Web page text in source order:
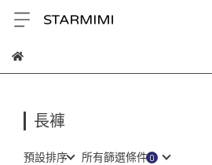
長褲
預設排序 所有篩選條件